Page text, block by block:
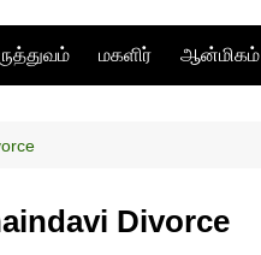
மகளிர் ஆன்மிகம்
Divorce